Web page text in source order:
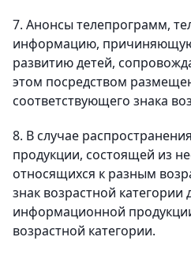
7. Анонсы телепрограмм,
информацию,
развитию детей,
этом посредством
соответствующего знака
8. В случае
продукции, состоящей из
относящихся к разным
знак возрастной категории
информационной
возрастной категории.